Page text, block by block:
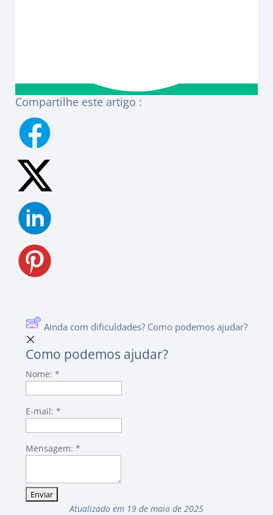
Compartilhe este artigo :
Ainda com dificuldades? Como podemos ajudar?
Como podemos ajudar?
Nome: *
E-mail: *
Mensagem: *
Atualizado em 19 de maio de 2025